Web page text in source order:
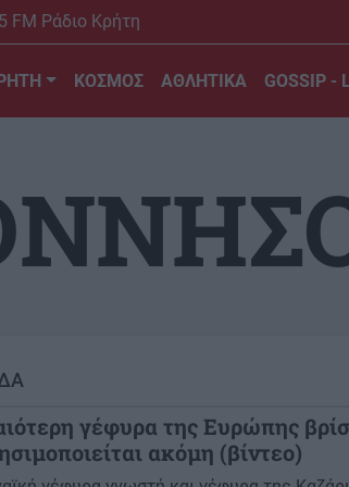
FM Ράδιο Κρήτη
ΚΟΣΜΟΣ ΑΘΛΗΤΙΚΑ GOSSIP -
γέφυρα της Ευρώπης
ακόμη (βίντεο)